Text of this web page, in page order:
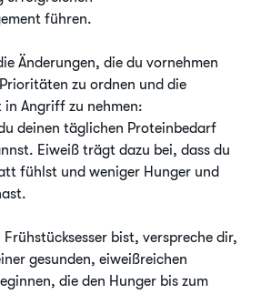
führen.
Änderungen, die du vornehmen
zu ordnen und die
in Angriff zu nehmen:
deinen täglichen Proteinbedarf
Eiweiß trägt dazu bei, dass du
fühlst und weniger Hunger und
Frühstücksesser bist, verspreche dir,
gesunden, eiweißreichen
die den Hunger bis zum